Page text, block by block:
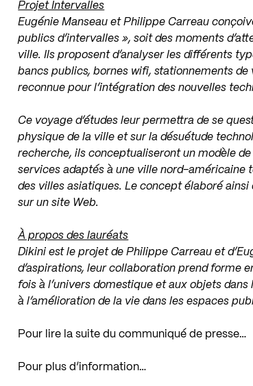
Projet Intervalles
Eugénie Manseau et Philippe Carreau
publics d’intervalles », soit des moments
ville. Ils proposent d’analyser les différents
bancs publics, bornes wifi, stationnements
reconnue pour l’intégration des nouvelles
Ce voyage d’études leur permettra de se
physique de la ville et sur la désuétude
recherche, ils conceptualiseront un modèle
services adaptés à une ville nord-américaine
des villes asiatiques. Le concept élaboré
sur un site Web.
À propos des lauréats
Dikini est le projet de Philippe Carreau et
d’aspirations, leur collaboration prend forme
fois à l’univers domestique et aux objets
à l’amélioration de la vie dans les espaces
Pour lire la suite du communiqué de presse…
Pour plus d’information…